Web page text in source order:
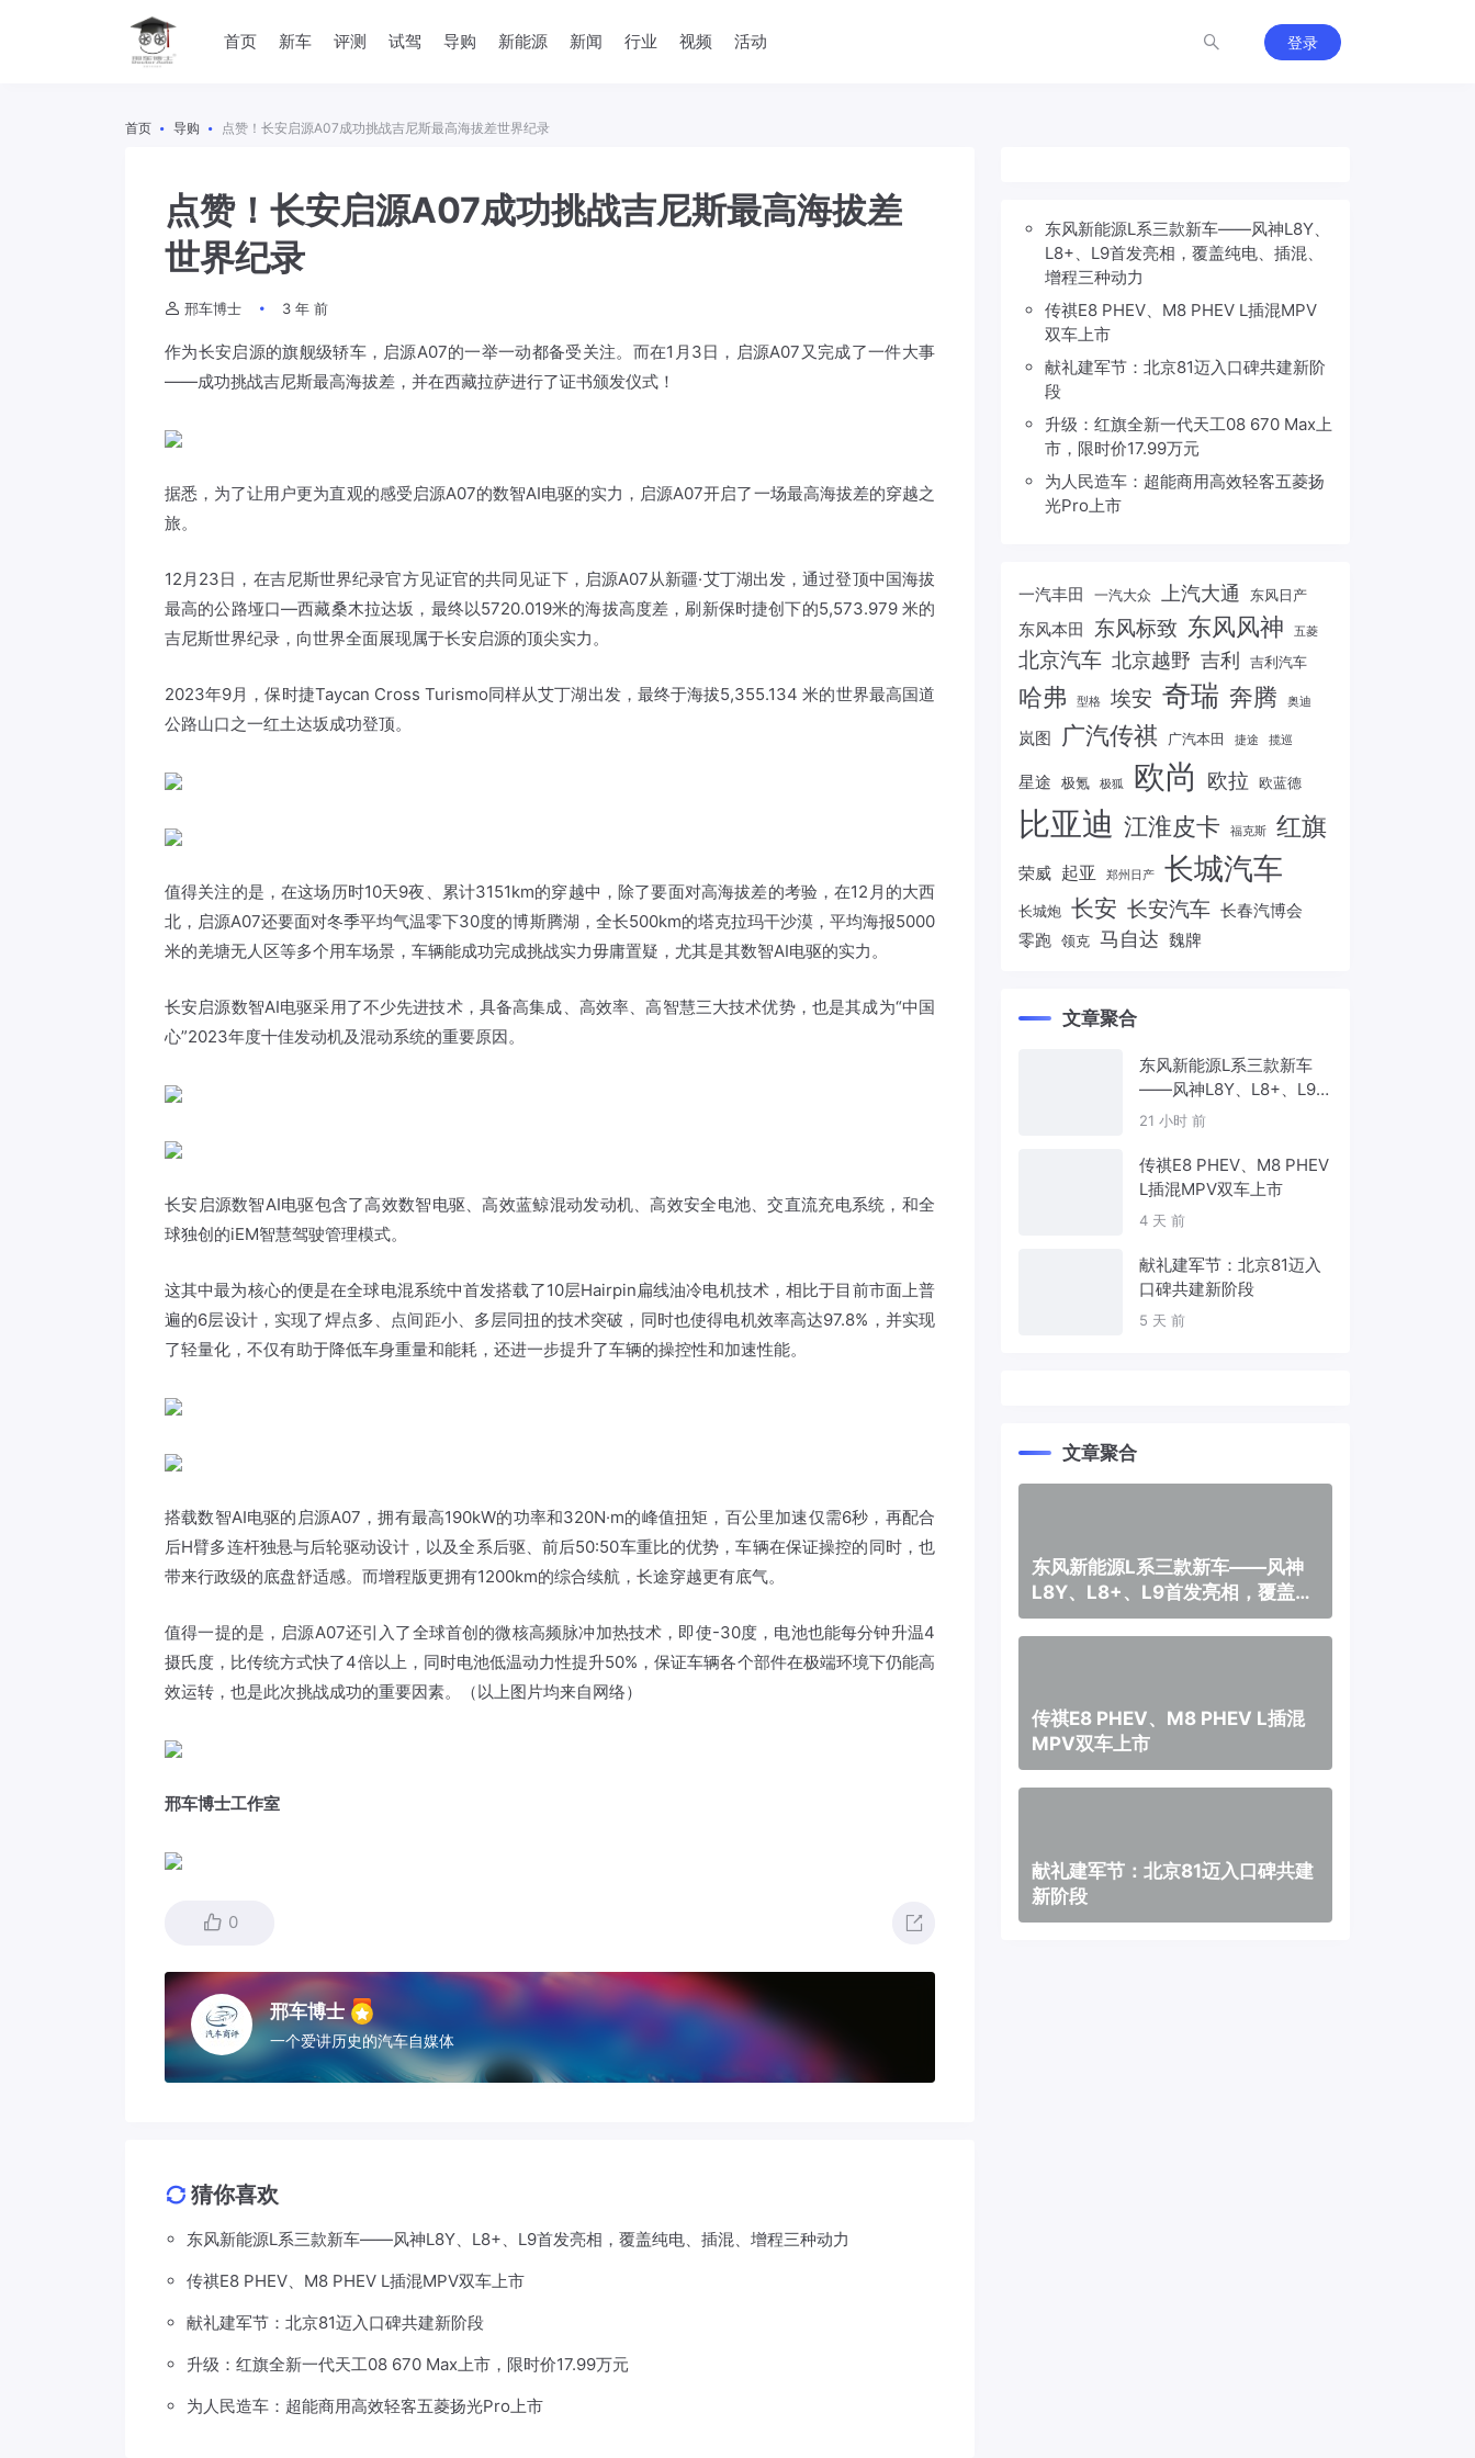
首页 新车 评测 试驾 导购 新能源 新闻 行业 视频 活动 登录
首页 导购 点赞！长安启源A07成功挑战吉尼斯最高海拔差世界纪录
点赞！长安启源A07成功挑战吉尼斯最高海拔差
世界纪录
邢车博士 3 年 前
作为长安启源的旗舰级轿车，启源A07的一举一动都备受关注。而在1月3日，启源A07又完成了一件大事
——成功挑战吉尼斯最高海拔差，并在西藏拉萨进行了证书颁发仪式！
据悉，为了让用户更为直观的感受启源A07的数智AI电驱的实力，启源A07开启了一场最高海拔差的穿越之
旅。
12月23日，在吉尼斯世界纪录官方见证官的共同见证下，启源A07从新疆·艾丁湖出发，通过登顶中国海拔
最高的公路垭口—西藏桑木拉达坂，最终以5720.019米的海拔高度差，刷新保时捷创下的5,573.979 米的
吉尼斯世界纪录，向世界全面展现属于长安启源的顶尖实力。
2023年9月，保时捷Taycan Cross Turismo同样从艾丁湖出发，最终于海拔5,355.134 米的世界最高国道
公路山口之一红土达坂成功登顶。
值得关注的是，在这场历时10天9夜、累计3151km的穿越中，除了要面对高海拔差的考验，在12月的大西
北，启源A07还要面对冬季平均气温零下30度的博斯腾湖，全长500km的塔克拉玛干沙漠，平均海报5000
米的羌塘无人区等多个用车场景，车辆能成功完成挑战实力毋庸置疑，尤其是其数智AI电驱的实力。
长安启源数智AI电驱采用了不少先进技术，具备高集成、高效率、高智慧三大技术优势，也是其成为“中国
心”2023年度十佳发动机及混动系统的重要原因。
长安启源数智AI电驱包含了高效数智电驱、高效蓝鲸混动发动机、高效安全电池、交直流充电系统，和全
球独创的iEM智慧驾驶管理模式。
这其中最为核心的便是在全球电混系统中首发搭载了10层Hairpin扁线油冷电机技术，相比于目前市面上普
遍的6层设计，实现了焊点多、点间距小、多层同扭的技术突破，同时也使得电机效率高达97.8%，并实现
了轻量化，不仅有助于降低车身重量和能耗，还进一步提升了车辆的操控性和加速性能。
搭载数智AI电驱的启源A07，拥有最高190kW的功率和320N·m的峰值扭矩，百公里加速仅需6秒，再配合
后H臂多连杆独悬与后轮驱动设计，以及全系后驱、前后50:50车重比的优势，车辆在保证操控的同时，也
带来行政级的底盘舒适感。而增程版更拥有1200km的综合续航，长途穿越更有底气。
值得一提的是，启源A07还引入了全球首创的微核高频脉冲加热技术，即使-30度，电池也能每分钟升温4
摄氏度，比传统方式快了4倍以上，同时电池低温动力性提升50%，保证车辆各个部件在极端环境下仍能高
效运转，也是此次挑战成功的重要因素。（以上图片均来自网络）
邢车博士工作室
0
邢车博士
一个爱讲历史的汽车自媒体
猜你喜欢
东风新能源L系三款新车——风神L8Y、L8+、L9首发亮相，覆盖纯电、插混、增程三种动力
传祺E8 PHEV、M8 PHEV L插混MPV双车上市
献礼建军节：北京81迈入口碑共建新阶段
升级：红旗全新一代天工08 670 Max上市，限时价17.99万元
为人民造车：超能商用高效轻客五菱扬光Pro上市
东风新能源L系三款新车——风神L8Y、
L8+、L9首发亮相，覆盖纯电、插混、
增程三种动力
传祺E8 PHEV、M8 PHEV L插混MPV
双车上市
献礼建军节：北京81迈入口碑共建新阶
段
升级：红旗全新一代天工08 670 Max上
市，限时价17.99万元
为人民造车：超能商用高效轻客五菱扬
光Pro上市
一汽丰田 一汽大众 上汽大通 东风日产
东风本田 东风标致 东风风神 五菱
北京汽车 北京越野 吉利 吉利汽车
哈弗 型格 埃安 奇瑞 奔腾 奥迪
岚图 广汽传祺 广汽本田 捷途 揽巡
星途 极氪 极狐 欧尚 欧拉 欧蓝德
比亚迪 江淮皮卡 福克斯 红旗
荣威 起亚 郑州日产 长城汽车
长城炮 长安 长安汽车 长春汽博会
零跑 领克 马自达 魏牌
文章聚合
东风新能源L系三款新车
——风神L8Y、L8+、L9
首发亮相，覆盖纯电、插
21 小时 前
传祺E8 PHEV、M8 PHEV
L插混MPV双车上市
4 天 前
献礼建军节：北京81迈入
口碑共建新阶段
5 天 前
文章聚合
东风新能源L系三款新车——风神
L8Y、L8+、L9首发亮相，覆盖纯
电、插混、增程三种动力
传祺E8 PHEV、M8 PHEV L插混
MPV双车上市
献礼建军节：北京81迈入口碑共建
新阶段